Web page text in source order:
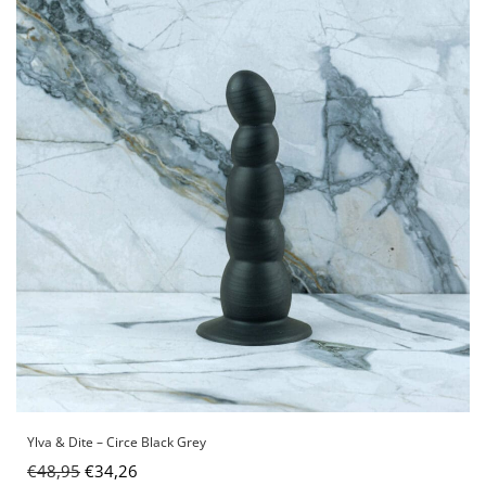
Ylva & Dite – Circe Black Grey
€48,95 €34,26